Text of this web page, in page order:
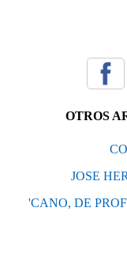
OTROS
JOSE
'CANO, DE